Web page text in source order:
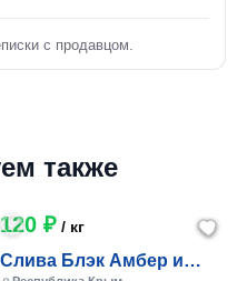
с продавцом.
также
120 ₽/ кг
Слива Блэк Амбер и